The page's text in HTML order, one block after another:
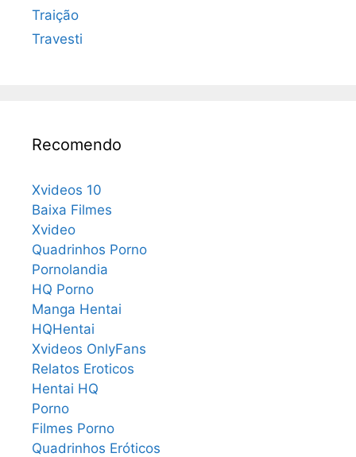
Traição
Travesti
Recomendo
Xvideos 10
Baixa Filmes
Xvideo
Quadrinhos Porno
Pornolandia
HQ Porno
Manga Hentai
HQHentai
Xvideos OnlyFans
Relatos Eroticos
Hentai HQ
Porno
Filmes Porno
Quadrinhos Eróticos